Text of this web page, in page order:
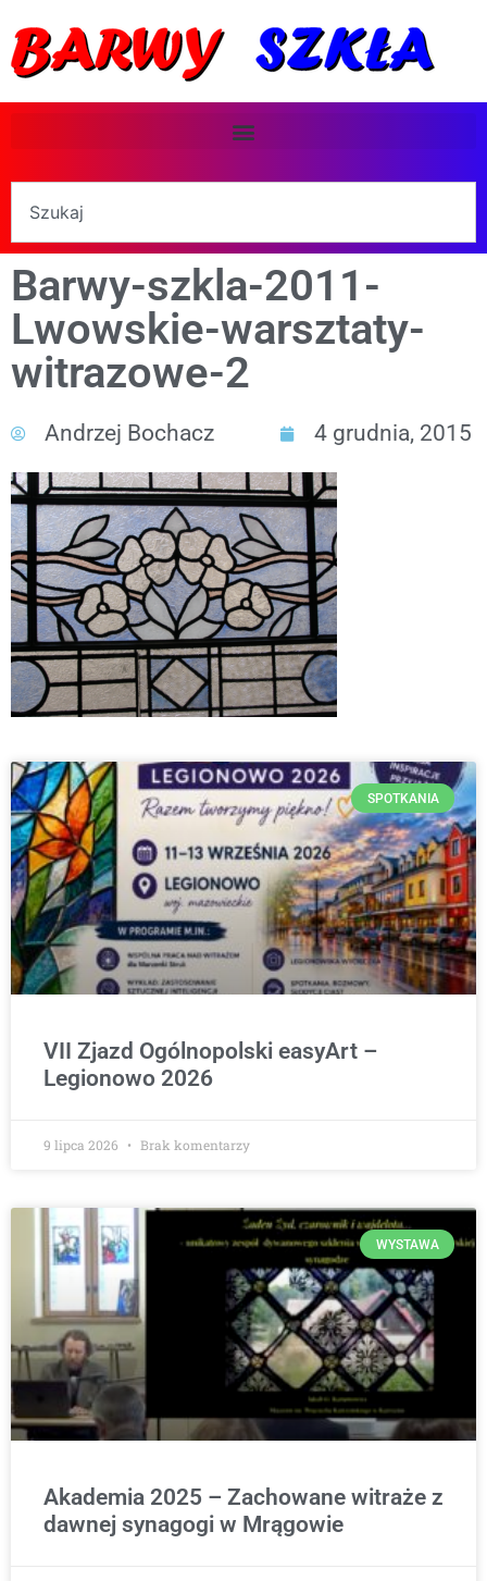
Barwy-szkla-2011-
Lwowskie-warsztaty-
witrazowe-2
Andrzej Bochacz 4 grudnia, 2015
SPOTKANIA
VII Zjazd Ogólnopolski easyArt –
Legionowo 2026
9 lipca 2026 Brak komentarzy
WYSTAWA
Akademia 2025 – Zachowane witraże z
dawnej synagogi w Mrągowie